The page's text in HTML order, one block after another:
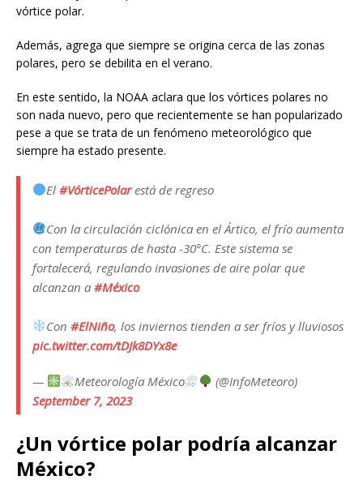
vórtice polar.
Además, agrega que siempre se origina cerca de las zonas
polares, pero se debilita en el verano.
En este sentido, la NOAA aclara que los vórtices polares no
son nada nuevo, pero que recientemente se han popularizado
pese a que se trata de un fenómeno meteorológico que
siempre ha estado presente.
El#VórticePolarestá de regreso
Con la circulación ciclónica en el Ártico, el frío aumenta
con temperaturas de hasta -30°C. Este sistema se
fortalecerá, regulando invasiones de aire polar que
alcanzan a #México
Con#ElNiño, los inviernos tienden a ser fríos y lluviosos
pic.twitter.com/tDJk8DYx8e
— Meteorología México
(@InfoMeteoro)
September 7, 2023
¿Un vórtice polar podría alcanzar
México?